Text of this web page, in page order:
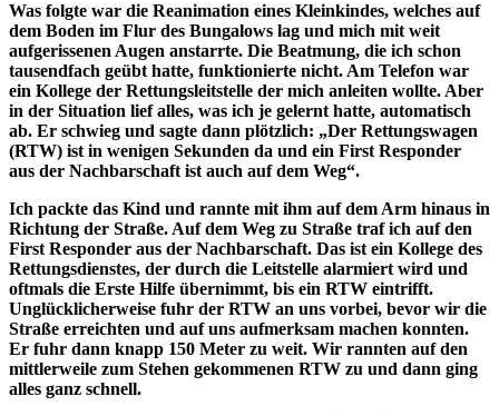
Was folgte war die Reanimation eines Kleinkindes, welches auf
dem Boden im Flur des Bungalows lag und mich mit weit
aufgerissenen Augen anstarrte. Die Beatmung, die ich schon
tausendfach geübt hatte, funktionierte nicht. Am Telefon war
ein Kollege der Rettungsleitstelle der mich anleiten wollte. Aber
in der Situation lief alles, was ich je gelernt hatte, automatisch
ab. Er schwieg und sagte dann plötzlich: „Der Rettungswagen
(RTW) ist in wenigen Sekunden da und ein First Responder
aus der Nachbarschaft ist auch auf dem Weg“.
Ich packte das Kind und rannte mit ihm auf dem Arm hinaus in
Richtung der Straße. Auf dem Weg zu Straße traf ich auf den
First Responder aus der Nachbarschaft. Das ist ein Kollege des
Rettungsdienstes, der durch die Leitstelle alarmiert wird und
oftmals die Erste Hilfe übernimmt, bis ein RTW eintrifft.
Unglücklicherweise fuhr der RTW an uns vorbei, bevor wir die
Straße erreichten und auf uns aufmerksam machen konnten.
Er fuhr dann knapp 150 Meter zu weit. Wir rannten auf den
mittlerweile zum Stehen gekommenen RTW zu und dann ging
alles ganz schnell.